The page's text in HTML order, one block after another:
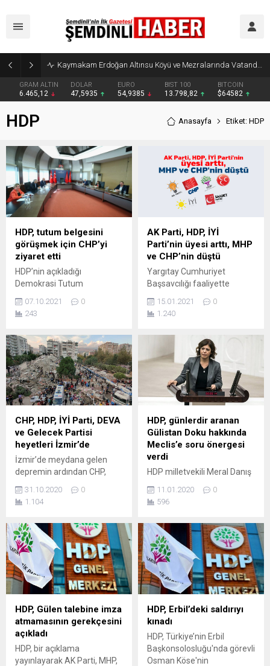
Kaymakam Erdoğan Altınsu Köyü ve Mezralarında Vatandaşlarla Buluştu
GRAM ALTIN
6.465,12
DOLAR
47,5935
EURO
54,9385
BIST 100
13.798,82
BITCOIN
$64582
HDP Anasayfa Etiket: HDP
HDP, tutum belgesini
görüşmek için CHP’yi
ziyaret etti
HDP’nin açıkladığı
Demokrasi Tutum
alışverişinde bulunmak
üzere HDP’den bir heyet
Eylül’de açıkladığı tutum
belgesi üzerinde görüş
alışverişinde bulunmak için
siyasi partilere ziyaret
başlattı. İlk ziyaret CHP’ye
yapıldı. HDP Grup
Başkanvekili Saruhan Oluç,
HDP MYK Üyesi Tuncer
Bakırhan ve Mersin
Milletvekili Fatma
Kurtulan’dan...
07.10.2021
0
243
AK Parti, HDP, İYİ
Parti’nin üyesi arttı, MHP
ve CHP’nin düştü
Yargıtay Cumhuriyet
Başsavcılığı faaliyette
sayısı verilerini güncelledi.
Listeye göre 2019 yılında
2020 yılında kuruluşunu ilan
eden siyasi parti sayısı 27
oldu. Toplam siyasi parti
sayısı da 107’ye yükseldi.
Üye kampanyası yapan AK
Parti yaklaşık bir yılda 1
milyon yeni kayıtla toplam...
15.01.2021
0
1.240
CHP, HDP, İYİ Parti, DEVA
ve Gelecek Partisi
heyetleri İzmir’de
İzmir’de meydana gelen
depremin ardından CHP,
Gelecek Partisi heyetleri
bölgeye giderek
Yıkılan binalarda alan
genişletmek için kolonlar
kesilmiş! En az 80–100 arası
binada hasar var… Bazı
binalar kum yığınına
dönmüş durumda… Ege
Denizi’nde merkez üssü
İzmir’in Seferihisar ilçesi
açıkları olan AFAD’a göre
6.6,...
31.10.2020
0
1.104
HDP, günlerdir aranan
Gülistan Doku hakkında
Meclis’e soru önergesi
verdi
HDP milletvekili Meral Danış
Gülistan Doku hakkında
Meclis'e soru önergesi verdi:
kaybolduğu bölgedeki
mobese kayıtlarına neden
ulaşılamıyor?' Halkların
Demokratik Partisi (HDP)
Siirt Milletvekili Meral Danış
Beştaş, Dersim’de 6 gündür
aranan Gülistan Doku’ya
ilişkin soru önergesi verdi.
dışında bulunan Zainal
Abarakov...
11.01.2020
0
596
HDP, Gülen talebine imza
atmamasının gerekçesini
açıkladı
HDP, bir açıklama
yayınlayarak AK Parti, MHP,
HDP, Erbil’deki saldırıyı
kınadı
HDP, Türkiye’nin Erbil
Başkonsolosluğu'nda görevli
Osman Köse'nin